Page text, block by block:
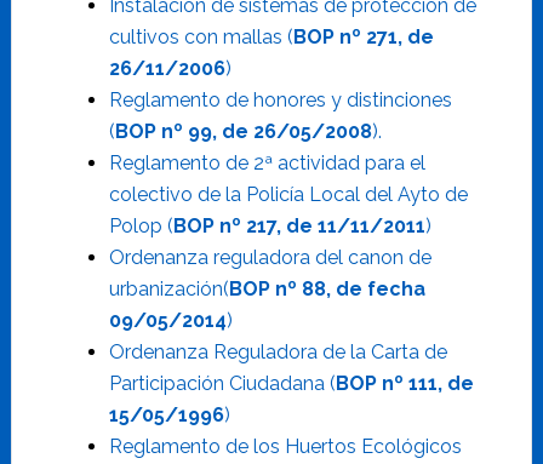
Instalación de sistemas de protección de
cultivos con mallas (BOP nº 271, de
26/11/2006)
Reglamento de honores y distinciones
(BOP nº 99, de 26/05/2008).
Reglamento de 2ª actividad para el
colectivo de la Policía Local del Ayto de
Polop (BOP nº 217, de 11/11/2011)
Ordenanza reguladora del canon de
urbanización(BOP nº 88, de fecha
09/05/2014)
Ordenanza Reguladora de la Carta de
Participación Ciudadana (BOP nº 111, de
15/05/1996)
Reglamento de los Huertos Ecológicos